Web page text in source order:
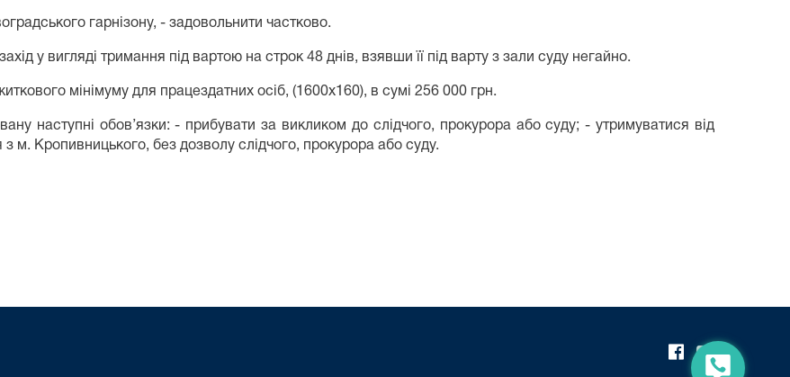
гарнізону, - задовольнити частково.
у вигляді тримання під вартою на строк 48 днів, взявши її під варту з зали суду негайно.
мінімуму для працездатних осіб, (1600х160), в сумі 256 000 грн.
наступні обов’язки: - прибувати за викликом до слідчого, прокурора або суду; - утримуватися від
з м. Кропивницького, без дозволу слідчого, прокурора або суду.